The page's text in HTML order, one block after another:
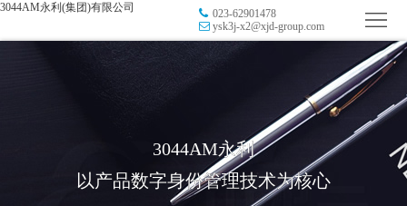
3044AM永利(集团)有限公司
023-62901478
ysk3j-x2@xjd-group.com
3044AM永利
以产品数字身份管理技术为核心